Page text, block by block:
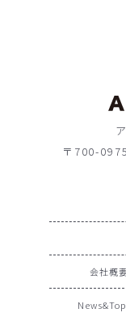
〒700-
会社概